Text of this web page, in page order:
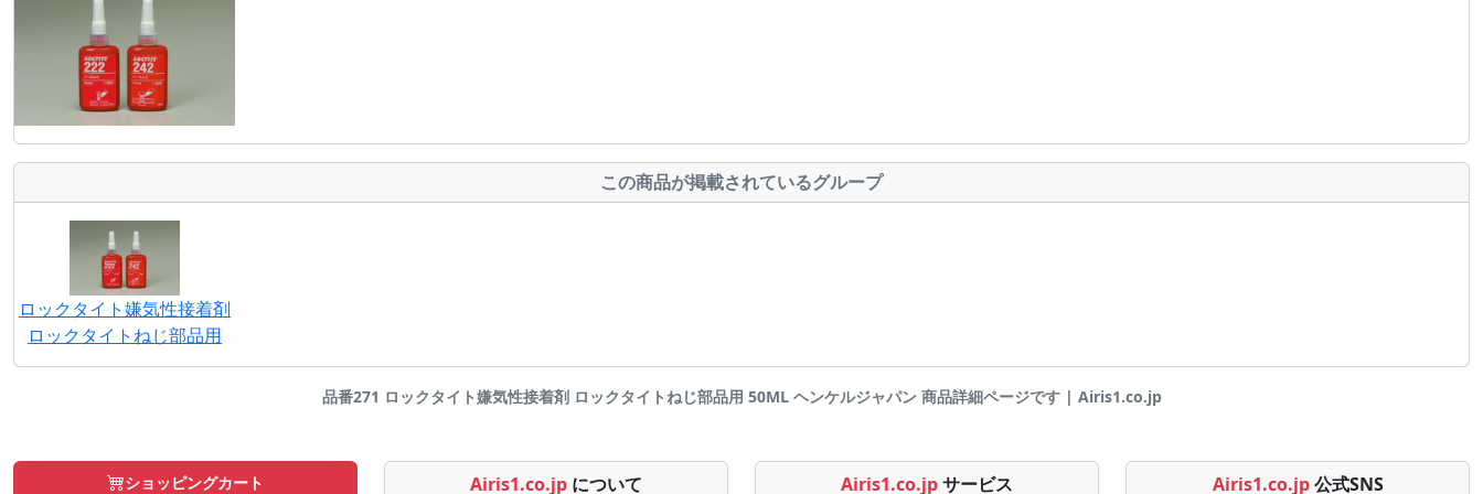
この商品が掲載されているグループ
ロックタイト嫌気性接着剤
ロックタイトねじ部品用
品番271 ロックタイト嫌気性接着剤 ロックタイトねじ部品用 50ML ヘンケルジャパン 商品詳細ページです | Airis1.co.jp
ショッピングカート Airis1.co.jp について Airis1.co.jpサービス Airis1.co.jp 公式SNS